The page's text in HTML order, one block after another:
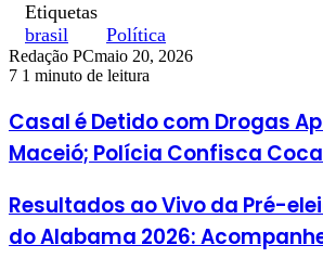
Etiquetas
brasil
Política
Redação PCmaio 20, 2026
7 1 minuto de leitura
Casal é Detido com Drogas
Maceió; Polícia Confisca
Resultados ao Vivo da Pré-
do Alabama 2026: